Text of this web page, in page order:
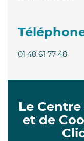
01 48 61 77 48
Le
et de